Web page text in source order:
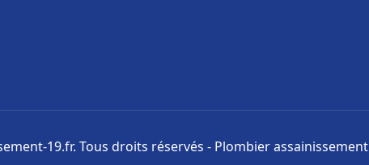
19.fr. Tous droits réservés - Plombier assainissement